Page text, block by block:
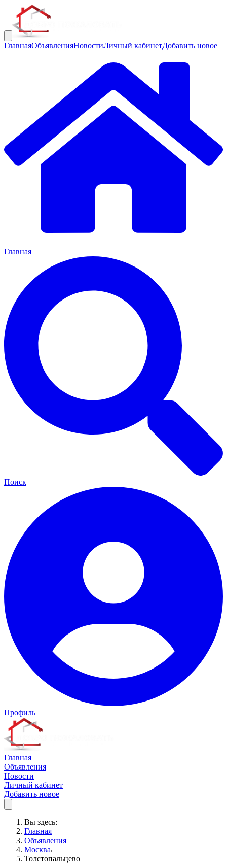
ГлавнаяОбъявленияНовостиЛичный кабинетДобавить новое
Главная
Поиск
Профиль
Главная
Объявления
Новости
Личный кабинет
Добавить новое
Вы здесь:
Главная
Объявления
Москва
Толстопальцево